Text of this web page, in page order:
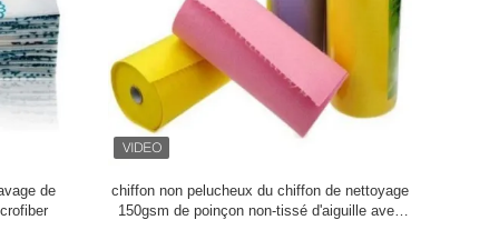
de
chiffon non pelucheux du chiffon de nettoyage
150gsm de poinçon non-tissé d'aiguille avec